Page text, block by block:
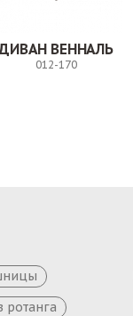
ВЕННАЛЬ
012-170
ротанга